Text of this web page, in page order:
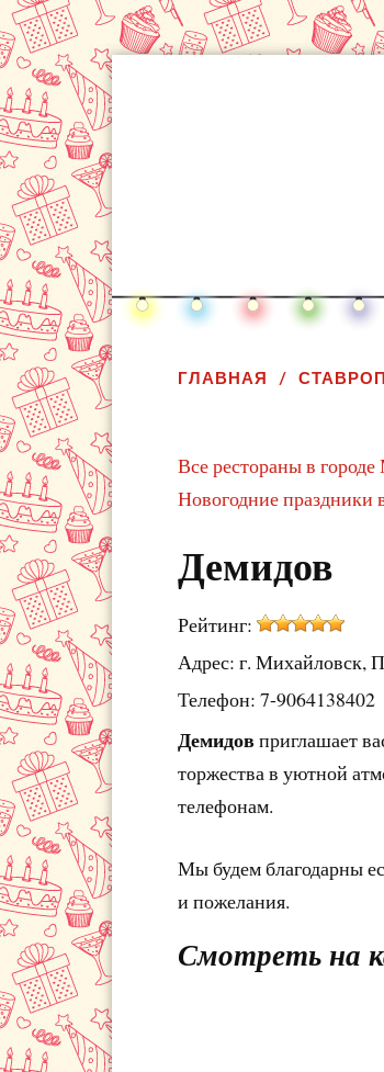
ГЛАВНАЯ
Все рестораны в
Новогодние праздники
Демидов
Рейтинг:
Адрес: г. Михайловск,
Телефон: 7-9064138402
Демидовприглашает
торжества в уютной
телефонам.
Мы будем благодарны
и пожелания.
Смотреть на